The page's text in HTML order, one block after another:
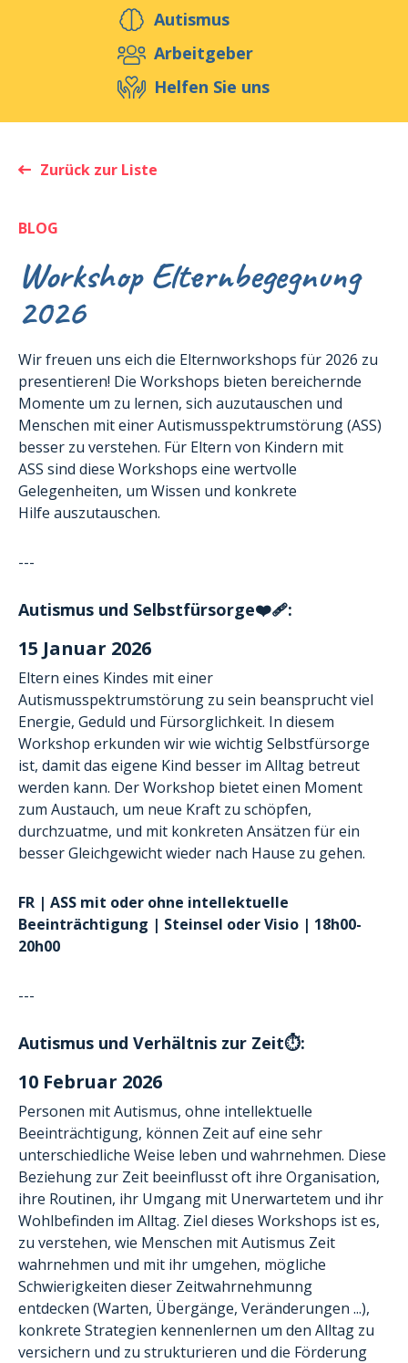
Helfen Sie uns
Veranstaltungen Publikationen
Autismus
Arbeitgeber
Helfen Sie uns
Zurück zur Liste
BLOG
Workshop Elternbegegnung
2026
Wir freuen uns eich die Elternworkshops für 2026 zu
presentieren! Die Workshops bieten bereichernde
Momente um zu lernen, sich auzutauschen und
Menschen mit einer Autismusspektrumstörung (ASS)
besser zu verstehen. Für Eltern von Kindern mit
ASS sind diese Workshops eine wertvolle
Gelegenheiten, um Wissen und konkrete
Hilfe auszutauschen.
---
Autismus und Selbstfürsorge❤️‍🩹:
15 Januar 2026
Eltern eines Kindes mit einer
Autismusspektrumstörung zu sein beansprucht viel
Energie, Geduld und Fürsorglichkeit. In diesem
Workshop erkunden wir wie wichtig Selbstfürsorge
ist, damit das eigene Kind besser im Alltag betreut
werden kann. Der Workshop bietet einen Moment
zum Austauch, um neue Kraft zu schöpfen,
durchzuatme, und mit konkreten Ansätzen für ein
besser Gleichgewicht wieder nach Hause zu gehen.
FR | ASS mit oder ohne intellektuelle
Beeinträchtigung | Steinsel oder Visio | 18h00-
20h00
---
Autismus und Verhältnis zur Zeit⏱️:
10 Februar 2026
Personen mit Autismus, ohne intellektuelle
Beeinträchtigung, können Zeit auf eine sehr
unterschiedliche Weise leben und wahrnehmen. Diese
Beziehung zur Zeit beeinflusst oft ihre Organisation,
ihre Routinen, ihr Umgang mit Unerwartetem und ihr
Wohlbefinden im Alltag. Ziel dieses Workshops ist es,
zu verstehen, wie Menschen mit Autismus Zeit
wahrnehmen und mit ihr umgehen, mögliche
Schwierigkeiten dieser Zeitwahrnehmunng
entdecken (Warten, Übergänge, Veränderungen ...),
konkrete Strategien kennenlernen um den Alltag zu
versichern und zu strukturieren und die Förderung